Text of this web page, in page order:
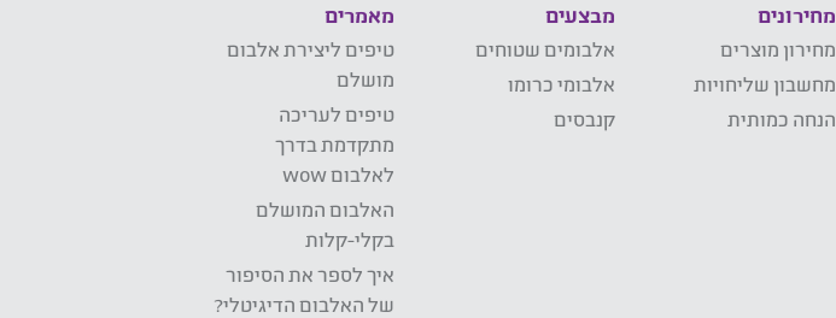
מחירונים
מחירון מוצרים
מחשבון שליחויות
הנחה כמותית
מבצעים
אלבומים שטוחים
אלבומי כרומו
קנבסים
מאמרים
טיפים ליצירת אלבום
מושלם
טיפים לעריכה
מתקדמת בדרך
לאלבום wow
האלבום המושלם
בקלי-קלות
איך לספר את הסיפור
של האלבום הדיגיטלי?